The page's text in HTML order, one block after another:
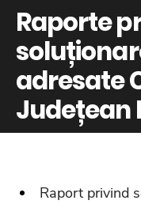
Raporte
adresate
Județean
Raport privind